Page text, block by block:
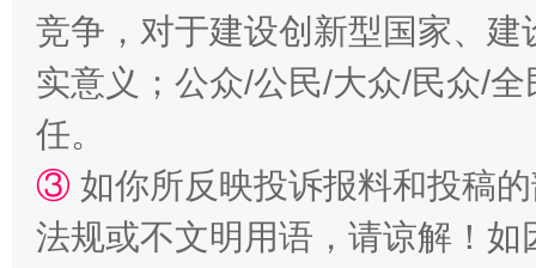
招工难、用工荒背后
竞争，对于建设创新型国家、
实意义；公众/公民/大众/民众/
任。
③ 如你所反映投诉报料和投稿
法规或不文明用语，请谅解！